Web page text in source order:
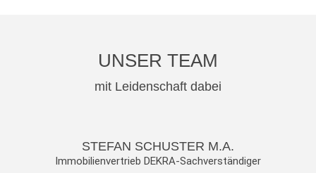
UNSER TEAM
mit Leidenschaft dabei
STEFAN SCHUSTER M.A.
Immobilienvertrieb DEKRA-Sachverständiger